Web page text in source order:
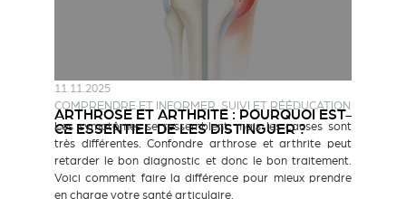
11.11.2025
COMPRENDRE ET INFORMER, SUIVI ET RÉÉDUCATION
ARTHROSE ET ARTHRITE : POURQUOI EST-
CE ESSENTIEL DE LES DISTINGUER ?
Les symptômes se ressemblent, mais les causes sont
très différentes. Confondre arthrose et arthrite peut
retarder le bon diagnostic et donc le bon traitement.
Voici comment faire la différence pour mieux prendre
en charge votre santé articulaire.